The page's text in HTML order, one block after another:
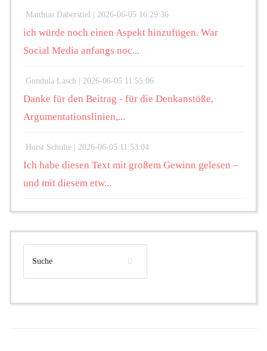
Matthias Daberstiel | 2026-06-05 16:29:36
ich würde noch einen Aspekt hinzufügen. War
Social Media anfangs noc...
Gundula Lasch | 2026-06-05 11:55:06
Danke für den Beitrag - für die Denkanstöße,
Argumentationslinien,...
Horst Schulte | 2026-06-05 11:53:04
Ich habe diesen Text mit großem Gewinn gelesen –
und mit diesem etw...